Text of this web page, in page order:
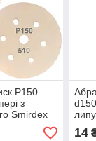
P150
з
Smirdex
510
14